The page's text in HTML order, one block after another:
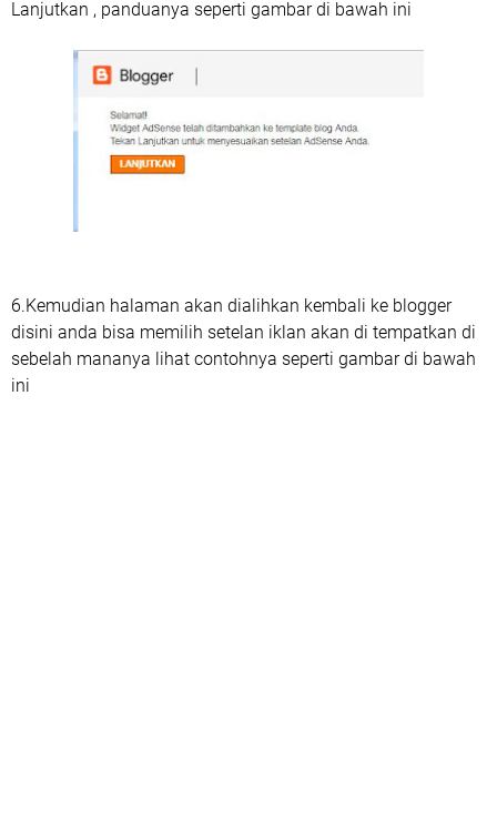
Lanjutkan , panduanya seperti gambar di bawah ini
6.Kemudian halaman akan dialihkan kembali ke blogger
disini anda bisa memilih setelan iklan akan di tempatkan di
sebelah mananya lihat contohnya seperti gambar di bawah
ini